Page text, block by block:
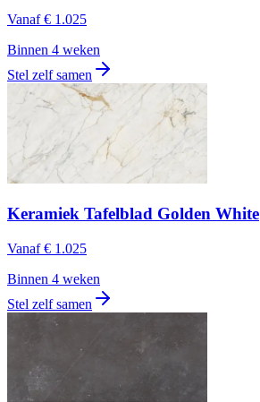
Vanaf € 1.025
Binnen 4 weken
Stel zelf samen
Keramiek Tafelblad Golden White
Vanaf € 1.025
Binnen 4 weken
Stel zelf samen